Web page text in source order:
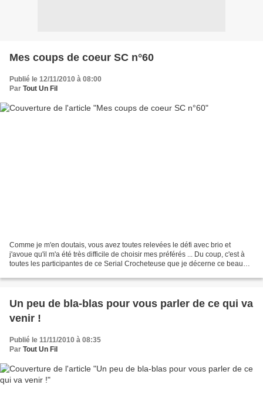
Mes coups de coeur SC n°60
Publié le 12/11/2010 à 08:00
Par Tout Un Fil
Comme je m'en doutais, vous avez toutes relevées le défi avec brio et
j'avoue qu'il m'a été très difficile de choisir mes préférés ... Du coup, c'est à
toutes les participantes de ce Serial Crocheteuse que je décerne ce beau
Un peu de bla-blas pour vous parler de ce qui va
venir !
Publié le 11/11/2010 à 08:35
Par Tout Un Fil